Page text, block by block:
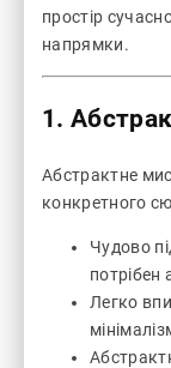
простір
напрямки.
1.
Абстрактне
конкретного
Чудово
потрібен
Легко